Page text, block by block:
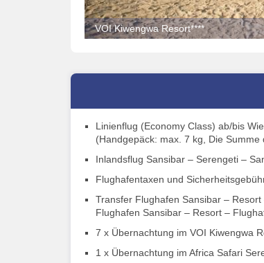
VOI Kiwengwa Resort****
Linienflug (Economy Class) ab/bis
(Handgepäck: max. 7 kg, Die
Inlandsflug Sansibar – Serengeti –
Flughafentaxen und
Transfer Flughafen Sansibar –
Flughafen Sansibar – Resort –
7 x Übernachtung im VOI Kiwengwa
1 x Übernachtung im Africa Safari